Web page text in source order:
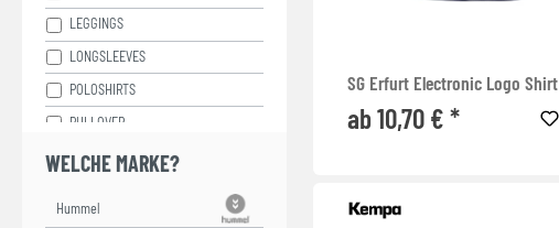
LEGGINGS
LONGSLEEVES
POLOSHIRTS
PULLOVER
SPORT SHORTS
WELCHE MARKE?
SG Erfurt Electronic Logo Shirt
ab 10,70 € *